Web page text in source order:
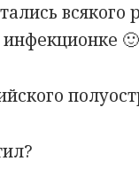
всякого
инфекционке 🙂